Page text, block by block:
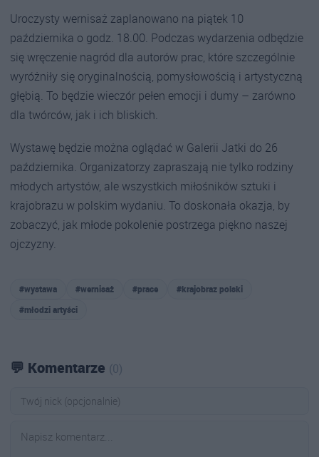
Uroczysty wernisaż zaplanowano na piątek 10
października o godz. 18.00. Podczas wydarzenia odbędzie
się wręczenie nagród dla autorów prac, które szczególnie
wyróżniły się oryginalnością, pomysłowością i artystyczną
głębią. To będzie wieczór pełen emocji i dumy – zarówno
dla twórców, jak i ich bliskich.
Wystawę będzie można oglądać w Galerii Jatki do 26
października. Organizatorzy zapraszają nie tylko rodziny
młodych artystów, ale wszystkich miłośników sztuki i
krajobrazu w polskim wydaniu. To doskonała okazja, by
zobaczyć, jak młode pokolenie postrzega piękno naszej
ojczyzny.
#wystawa #wernisaż #prace
#krajobraz polski
#młodzi artyści
💬 Komentarze (0)